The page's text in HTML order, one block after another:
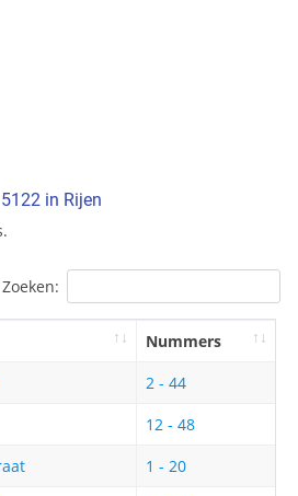
in Rijen
Zoeken:
Nummers
2 - 44
12 - 48
1 - 20